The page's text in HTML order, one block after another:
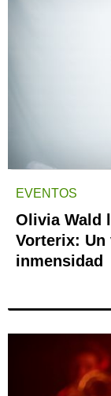
EVENTOS
Olivia Wald
Vorterix:
inmensidad